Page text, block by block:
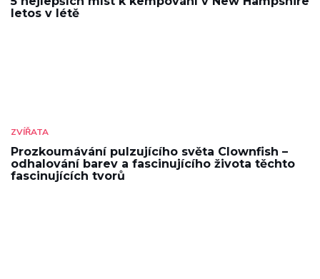
letos v létě
ZVÍŘATA
Prozkoumávání pulzujícího světa Clownfish –
odhalování barev a fascinujícího života těchto
fascinujících tvorů